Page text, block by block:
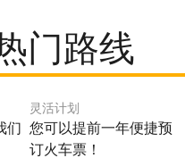
门路线
们
灵活计划
您可以提前一年便捷预
订火车票！